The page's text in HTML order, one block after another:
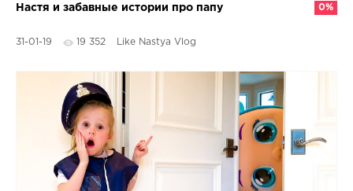
Настя и забавные истории про папу
31-01-19 19 352 Like Nastya Vlog
0%